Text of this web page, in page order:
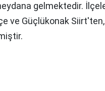
gelmektedir.
ve Güçlükonak